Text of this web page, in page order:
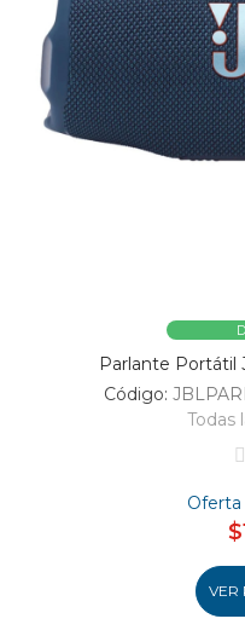
Parlante Portátil
Código:
Todas
VER